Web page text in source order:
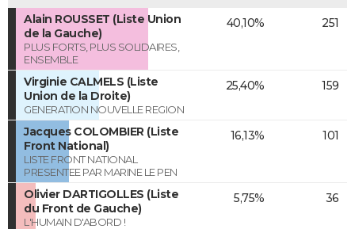
Alain ROUSSET (Liste Union
de la Gauche)
PLUS FORTS, PLUS SOLIDAIRES,
ENSEMBLE
40,10% 251
Virginie CALMELS (Liste
Union de la Droite)
GENERATION NOUVELLE REGION
25,40% 159
Jacques COLOMBIER (Liste
Front National)
LISTE FRONT NATIONAL
PRESENTEE PAR MARINE LE PEN
16,13% 101
Olivier DARTIGOLLES (Liste
du Front de Gauche)
L'HUMAIN D'ABORD !
5,75% 36